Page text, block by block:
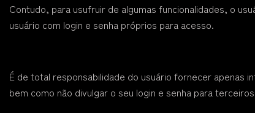
Contudo, para usufruir de algumas funcionalidades, o
usuário com login e senha próprios para acesso.
É de total responsabilidade do usuário fornecer apenas
bem como não divulgar o seu login e senha para